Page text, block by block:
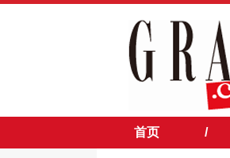
首页 /